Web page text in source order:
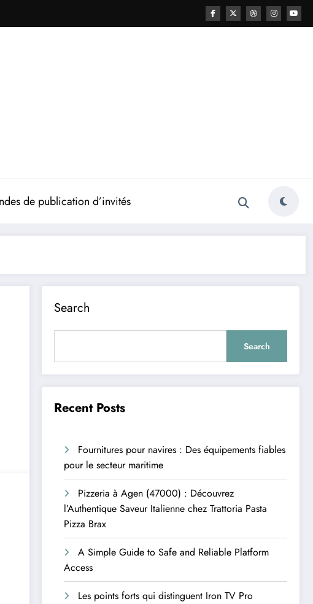
de publication d’invités
Search
Search
Recent Posts
Fournitures pour navires : Des équipements fiables
pour le secteur maritime
Pizzeria à Agen (47000) : Découvrez
l’Authentique Saveur Italienne chez Trattoria Pasta
Pizza Brax
A Simple Guide to Safe and Reliable Platform
Access
Les points forts qui distinguent Iron TV Pro